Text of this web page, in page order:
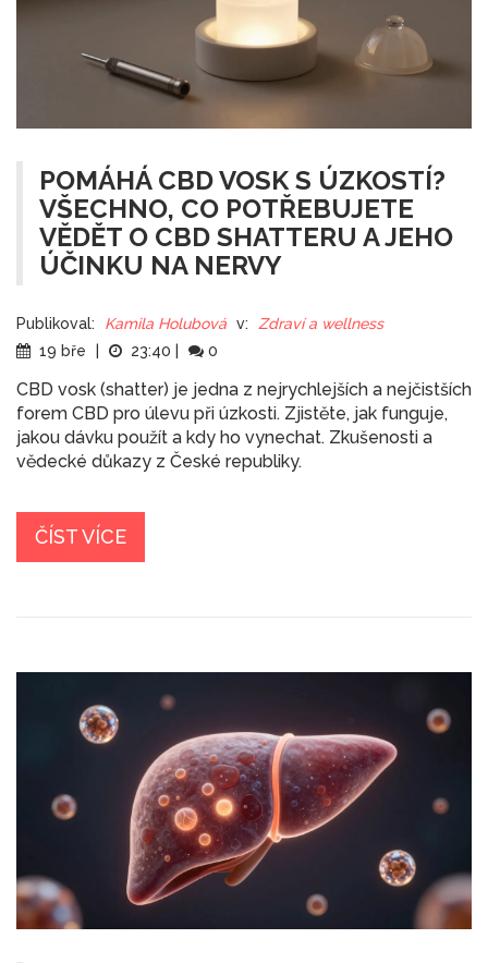
POMÁHÁ CBD VOSK S ÚZKOSTÍ?
VŠECHNO, CO POTŘEBUJETE
VĚDĚT O CBD SHATTERU A JEHO
ÚČINKU NA NERVY
Publikoval: Kamila Holubová v:
Zdraví a wellness
19 bře
23:40 0
CBD vosk (shatter) je jedna z nejrychlejších a nejčistších
forem CBD pro úlevu při úzkosti. Zjistěte, jak funguje,
jakou dávku použít a kdy ho vynechat. Zkušenosti a
vědecké důkazy z České republiky.
ČÍST VÍCE